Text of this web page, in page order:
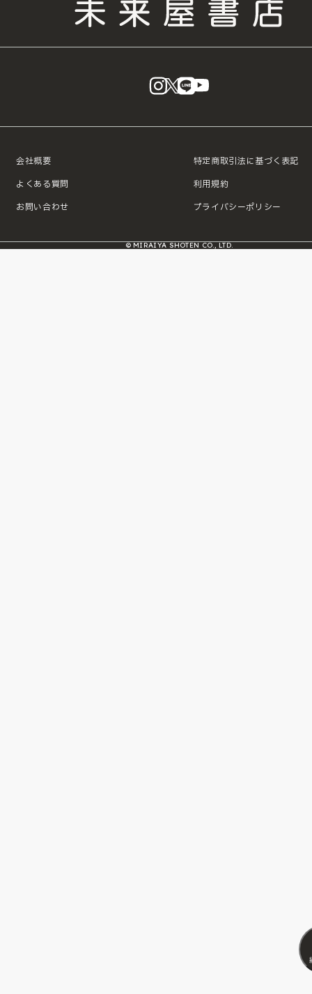
instagram
X LINE
会社概要
よくある質問
お問い合わせ
特定商取引法に基づく表記
利用規約
プライバシーポリシー
© MIRAIYA SHOTEN CO., LTD.